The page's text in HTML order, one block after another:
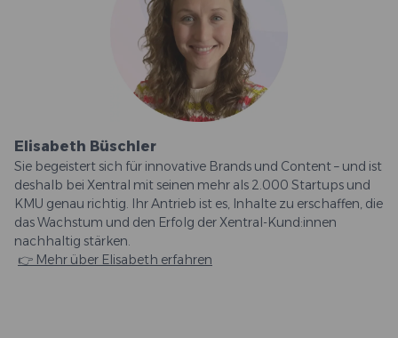
Elisabeth Büschler
Sie begeistert sich für innovative Brands und Content – und ist
deshalb bei Xentral mit seinen mehr als 2.000 Startups und
KMU genau richtig. Ihr Antrieb ist es, Inhalte zu erschaffen, die
das Wachstum und den Erfolg der Xentral-Kund:innen
nachhaltig stärken.
👉 Mehr über Elisabeth erfahren